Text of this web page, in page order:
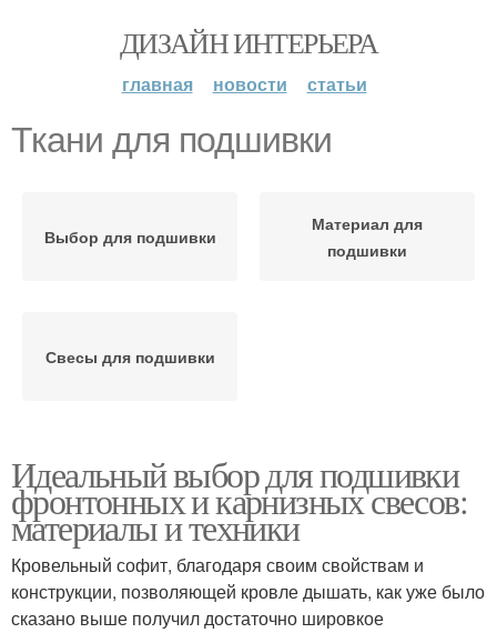
ДИЗАЙН ИНТЕРЬЕРА
главная новости статьи
Ткани для подшивки
Выбор для подшивки
Материал для
подшивки
Свесы для подшивки
Идеальный выбор для подшивки
фронтонных и карнизных свесов:
материалы и техники
Кровельный софит, благодаря своим свойствам и
конструкции, позволяющей кровле дышать, как уже было
сказано выше получил достаточно шировкое